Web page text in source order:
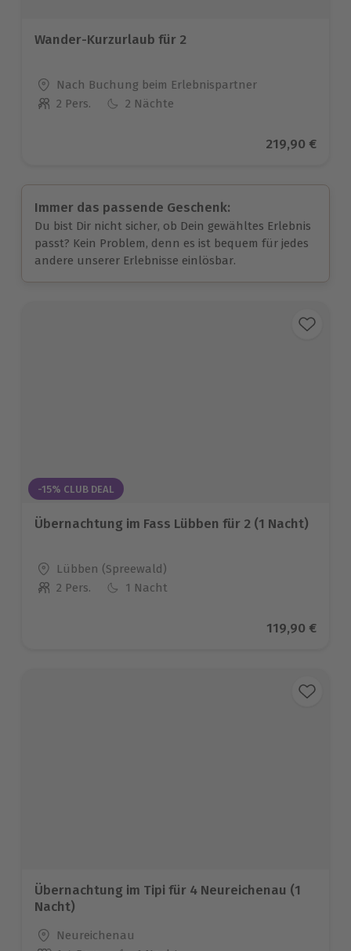
Wander-Kurzurlaub für 2
Standort
Nach Buchung beim Erlebnispartner
Anzahl der Teilnehmer
2 Pers. 2 Nächte
Aktueller
219,90 €
Immer das passende Geschenk:
Du bist Dir nicht sicher, ob Dein gewähltes Erlebnis
passt? Kein Problem, denn es ist bequem für jedes
andere unserer Erlebnisse einlösbar.
-15% CLUB DEAL
Übernachtung im Fass Lübben für 2 (1 Nacht)
Standort
Lübben (Spreewald)
Anzahl der Teilnehmer
2 Pers. 1 Nacht
Aktueller
119,90 €
Übernachtung im Tipi für 4 Neureichenau (1
Nacht)
Standort
Neureichenau